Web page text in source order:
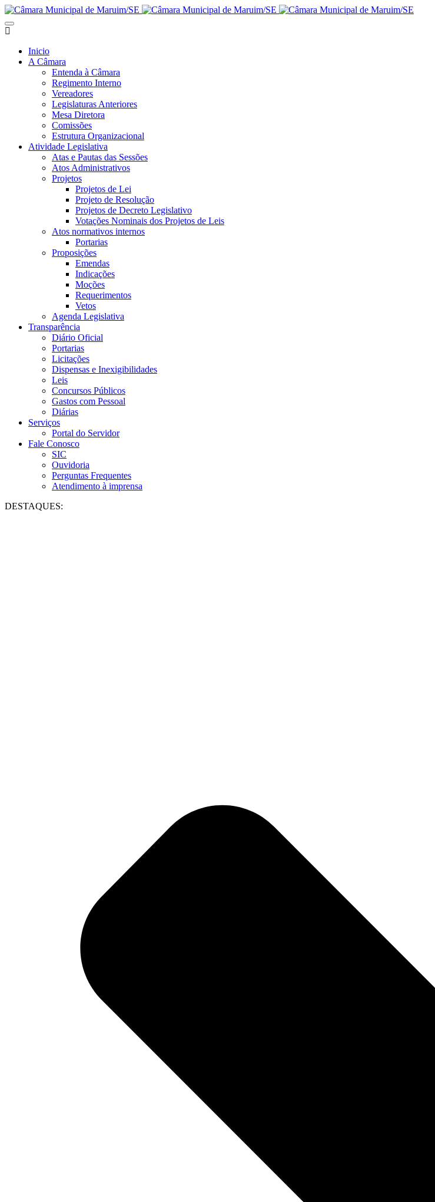
Inicio
A Câmara
Entenda à Câmara
Regimento Interno
Vereadores
Legislaturas Anteriores
Mesa Diretora
Comissões
Estrutura Organizacional
Atividade Legislativa
Atas e Pautas das Sessões
Atos Administrativos
Projetos
Projetos de Lei
Projeto de Resolução
Projetos de Decreto Legislativo
Votações Nominais dos Projetos de Leis
Atos normativos internos
Portarias
Proposições
Emendas
Indicações
Moções
Requerimentos
Vetos
Agenda Legislativa
Transparência
Diário Oficial
Portarias
Licitações
Dispensas e Inexigibilidades
Leis
Concursos Públicos
Gastos com Pessoal
Diárias
Serviços
Portal do Servidor
Fale Conosco
SIC
Ouvidoria
Perguntas Frequentes
Atendimento à imprensa
DESTAQUES: